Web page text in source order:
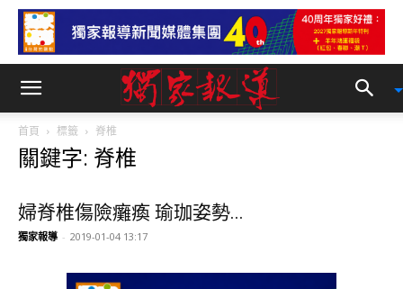
首頁 標籤 脊椎
關鍵字: 脊椎
婦脊椎傷險癱瘓 瑜珈姿勢...
獨家報導 - 2019-01-04 13:17